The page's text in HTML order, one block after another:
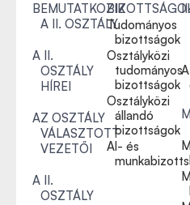
BEMUTATKOZIK
A II. OSZTÁLY
A II.
OSZTÁLY
HÍREI
AZ OSZTÁLY
VÁLASZTOTT
VEZETŐI
A II.
OSZTÁLY
Tudományos
bizottságok
Osztályközi
tudományos
bizottságok
Osztályközi
állandó
bizottságok
Al- és